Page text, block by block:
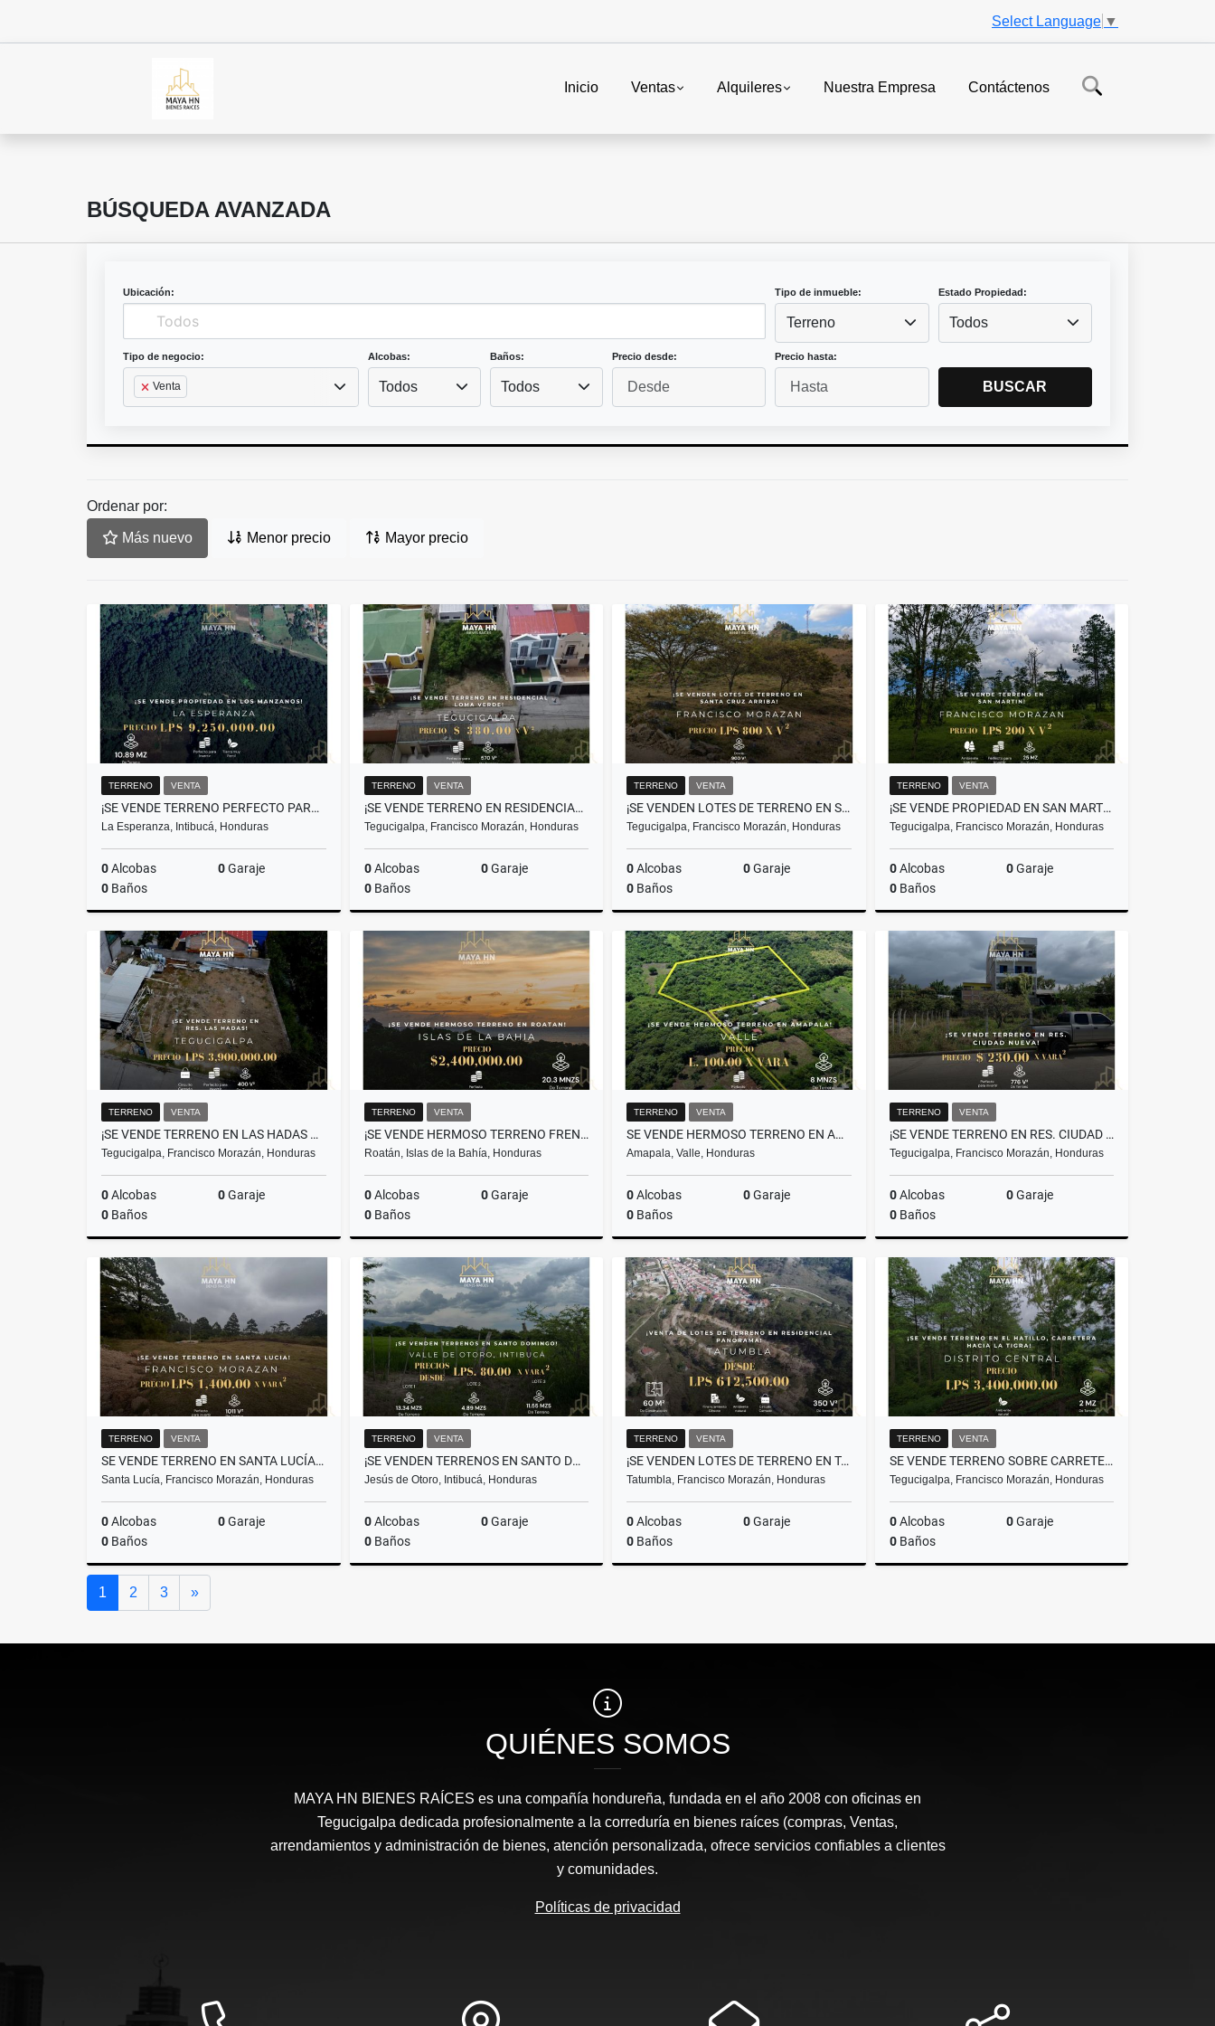
Select Language ▼
Inicio Ventas Alquileres Nuestra Empresa Contáctenos
BÚSQUEDA AVANZADA
Ubicación: Tipo de inmueble:
Terreno
Estado Propiedad:
Todos
Tipo de negocio:
Venta
Alcobas:
Todos
Baños:
Todos
Precio desde: Precio hasta:
BUSCAR
Ordenar por:
Más nuevo Menor precio Mayor precio
TERRENO VENTA
¡SE VENDE TERRENO PERFECTO PARA INVERTIR EN LA ESPERANZA, INTIBUCÁ!
La Esperanza, Intibucá, Honduras
0Alcobas 0Garaje
0 Baños
Venta
L9,250,000
TERRENO VENTA
¡SE VENDE TERRENO EN RESIDENCIAL LOMA VERDE – TEGUCIGALPA!
Tegucigalpa, Francisco Morazán, Honduras
0Alcobas 0Garaje
0Baños
Venta
US$216,725
TERRENO VENTA
¡SE VENDEN LOTES DE TERRENO EN SANTA CRUZ ARRIBA, FRANCISCO MORAZÁN!
Tegucigalpa, Francisco Morazán, Honduras
0Alcobas 0Garaje
0 Baños
Venta
L720,000
TERRENO VENTA
¡SE VENDE PROPIEDAD EN SAN MARTÍN, FRANCISCO MORAZÁN!
Tegucigalpa, Francisco Morazán, Honduras
0Alcobas 0Garaje
0Baños
Venta
L50,000,000
TERRENO VENTA
¡SE VENDE TERRENO EN LAS HADAS – TEGUCIGALPA!
Tegucigalpa, Francisco Morazán, Honduras
0Alcobas 0Garaje
0 Baños
TERRENO VENTA
¡SE VENDE HERMOSO TERRENO FRENTE AL MAR EN ROATÁN!
Roatán, Islas de la Bahía, Honduras
0Alcobas 0Garaje
0Baños
Venta
US$2,400,000
TERRENO VENTA
SE VENDE HERMOSO TERRENO EN AMAPALA – VALLE
Amapala, Valle, Honduras
0Alcobas 0Garaje
0 Baños
Venta
L8,000,000
TERRENO VENTA
¡SE VENDE TERRENO EN RES. CIUDAD NUEVA! TEGUCIGALPA
Tegucigalpa, Francisco Morazán, Honduras
0Alcobas 0Garaje
0Baños
Venta
US$178,480
TERRENO VENTA
SE VENDE TERRENO EN SANTA LUCÍA – FRANCISCO MORAZÁN
Santa Lucía, Francisco Morazán, Honduras
0Alcobas 0Garaje
0 Baños
TERRENO VENTA
¡SE VENDEN TERRENOS EN SANTO DOMINGO, VALLE DE OTORO – INTIBUCÁ!
Jesús de Otoro, Intibucá, Honduras
0Alcobas 0Garaje
0Baños
TERRENO VENTA
¡SE VENDEN LOTES DE TERRENO EN TATUMBLA, FRANCISCO MORAZÁN!
Tatumbla, Francisco Morazán, Honduras
0Alcobas 0Garaje
0 Baños
TERRENO VENTA
SE VENDE TERRENO SOBRE CARRETERA A LA TIGRA –DISTRITO CENTRAL
Tegucigalpa, Francisco Morazán, Honduras
0Alcobas 0Garaje
0Baños
1 2 3 »Siguiente
QUIÉNES SOMOS
MAYA HN BIENES RAÍCES​ es una compañía hondureña, fundada en el año 2008 con oficinas en
Tegucigalpa dedicada profesionalmente a la correduría en bienes raíces (compras, Ventas,
arrendamientos y administración de bienes, atención personalizada, ofrece servicios confiables a clientes
y comunidades.
Políticas de privacidad